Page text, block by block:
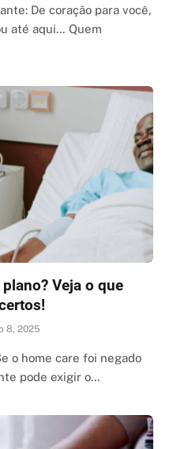
De coração para você,
até aqui… Quem
Veja o que
8, 2025
o home care foi negado
pode exigir o…